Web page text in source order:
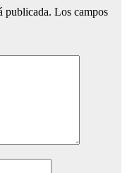
publicada. Los campos